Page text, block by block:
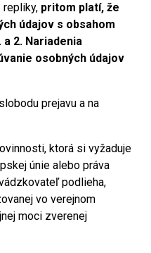
repliky, pritom platí, že
údajov s obsahom
a 2. Nariadenia
osobných údajov
prejavu a na
ktorá si vyžaduje
únie alebo práva
podlieha,
vo verejnom
moci zverenej